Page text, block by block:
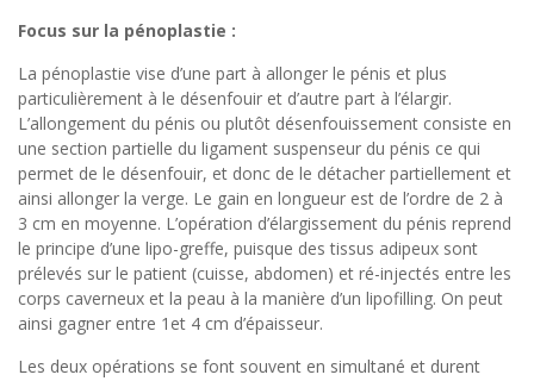
Focus sur la pénoplastie :
La pénoplastie vise d’une part à allonger le pénis et plus
particulièrement à le désenfouir et d’autre part à l’élargir.
L’allongement du pénis ou plutôt désenfouissement consiste en
une section partielle du ligament suspenseur du pénis ce qui
permet de le désenfouir, et donc de le détacher partiellement et
ainsi allonger la verge. Le gain en longueur est de l’ordre de 2 à
3 cm en moyenne. L’opération d’élargissement du pénis reprend
le principe d’une lipo-greffe, puisque des tissus adipeux sont
prélevés sur le patient (cuisse, abdomen) et ré-injectés entre les
corps caverneux et la peau à la manière d’un lipofilling. On peut
ainsi gagner entre 1et 4 cm d’épaisseur.
Les deux opérations se font souvent en simultané et durent